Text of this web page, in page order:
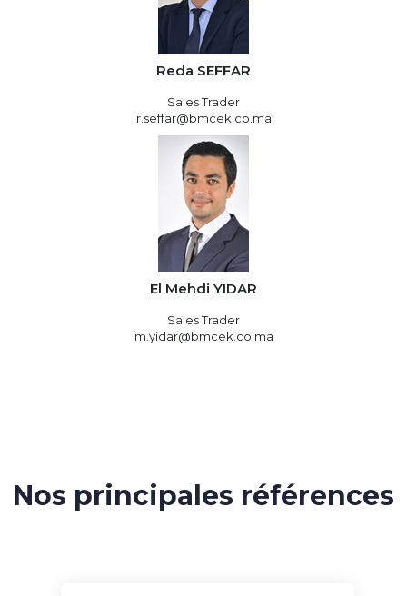
Reda SEFFAR
Sales Trader
r.seffar@bmcek.co.ma
El Mehdi YIDAR
Sales Trader
m.yidar@bmcek.co.ma
Nos principales références